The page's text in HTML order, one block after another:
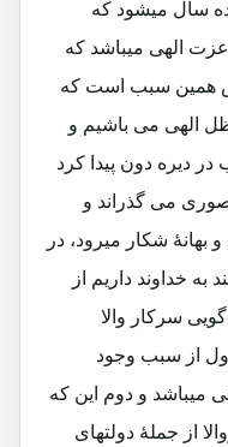
سال میشود که
الهی میباشد که
همین سبب است که
الهی می باشیم و
دیره دون پیدا کرد
می گذراند و
بهانۀ شکار میرود، در
خداوند داریم از
سرکار والا
از سبب وجود
میباشد و دوم این که
از جملۀ دولتهای